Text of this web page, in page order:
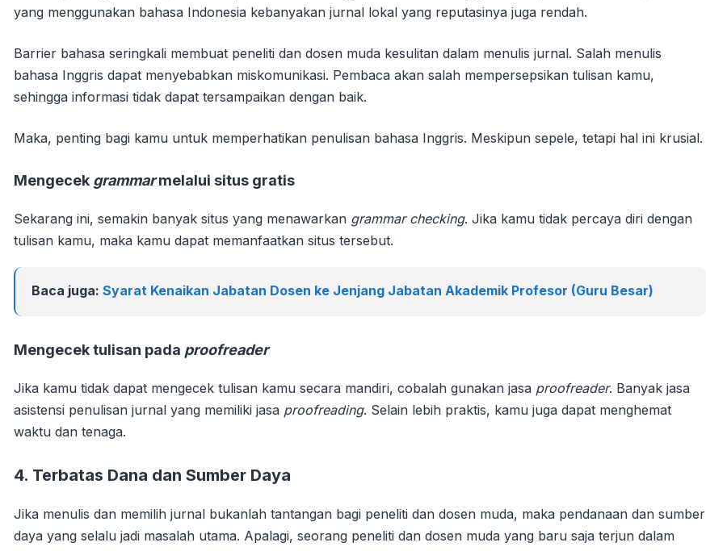
yang menggunakan bahasa Indonesia kebanyakan jurnal lokal yang reputasinya juga rendah.
Barrier bahasa seringkali membuat peneliti dan dosen muda kesulitan dalam menulis jurnal. Salah menulis
bahasa Inggris dapat menyebabkan miskomunikasi. Pembaca akan salah mempersepsikan tulisan kamu,
sehingga informasi tidak dapat tersampaikan dengan baik.
Maka, penting bagi kamu untuk memperhatikan penulisan bahasa Inggris. Meskipun sepele, tetapi hal ini krusial.
Mengecek grammarmelalui situs gratis
Sekarang ini, semakin banyak situs yang menawarkan grammar checking. Jika kamu tidak percaya diri dengan
tulisan kamu, maka kamu dapat memanfaatkan situs tersebut.
Baca juga: Syarat Kenaikan Jabatan Dosen ke Jenjang Jabatan Akademik Profesor (Guru Besar)
Mengecek tulisan pada proofreader
Jika kamu tidak dapat mengecek tulisan kamu secara mandiri, cobalah gunakan jasa proofreader. Banyak jasa
asistensi penulisan jurnal yang memiliki jasa proofreading. Selain lebih praktis, kamu juga dapat menghemat
waktu dan tenaga.
4. Terbatas Dana dan Sumber Daya
Jika menulis dan memilih jurnal bukanlah tantangan bagi peneliti dan dosen muda, maka pendanaan dan sumber
daya yang selalu jadi masalah utama. Apalagi, seorang peneliti dan dosen muda yang baru saja terjun dalam